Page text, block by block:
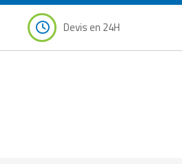
Devis en 24H